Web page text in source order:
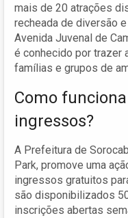
mais de 20 atrações
recheada de diversão
Avenida Juvenal de
é conhecido por trazer
famílias e grupos de
Como
ingressos?
A Prefeitura de
Park, promove uma
ingressos gratuitos
são disponibilizados
inscrições abertas